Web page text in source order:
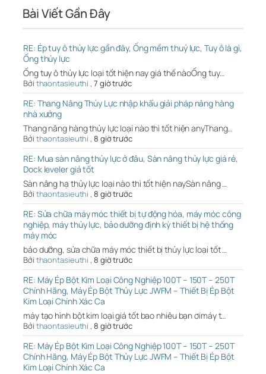
Bài Viết Gần Đây
RE: Ép tuy ô thủy lực gần đây, Ống mềm thuỷ lực, Tuy ô là gì,
Ống thủy lực
Ống tuy ô thủy lực loại tốt hiện nay giá thế nàoỐng tuy…
Bởi thaontasieuthi , 7 giờ trước
RE: Thang Nâng Thủy Lực nhập khẩu giải pháp nâng hàng
nhà xưởng
Thang nâng hàng thủy lực loại nào thì tốt hiện anyThang…
Bởi thaontasieuthi , 8 giờ trước
RE: Mua sàn nâng thủy lực ở đâu, Sàn nâng thủy lực giá rẻ,
Dock leveler giá tốt
Sàn nâng hạ thủy lực loại nào thì tốt hiện naySàn nâng …
Bởi thaontasieuthi , 8 giờ trước
RE: Sửa chữa máy móc thiết bị tự động hóa, máy móc công
nghiệp, máy thủy lực, bảo dưỡng định kỳ thiết bị hệ thống
máy móc
bảo dưỡng, sửa chữa máy móc thiết bị thủy lực loại tốt …
Bởi thaontasieuthi , 8 giờ trước
RE: Máy Ép Bột Kim Loại Công Nghiệp 100T – 150T – 250T
Chính Hãng, Máy Ép Bột Thủy Lực JWFM – Thiết Bị Ép Bột
Kim Loại Chính Xác Ca
máy tạo hình bột kim loại giá tốt bao nhiêu bạn ơimáy t…
Bởi thaontasieuthi , 8 giờ trước
RE: Máy Ép Bột Kim Loại Công Nghiệp 100T – 150T – 250T
Chính Hãng, Máy Ép Bột Thủy Lực JWFM – Thiết Bị Ép Bột
Kim Loại Chính Xác Ca